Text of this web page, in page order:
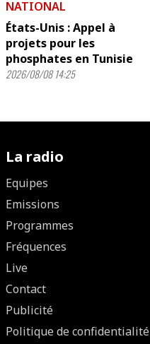
NATIONAL
États-Unis : Appel à
projets pour les
phosphates en Tunisie
2026/08/08 14:25
La radio
Equipes
Emissions
Programmes
Fréquences
Live
Contact
Publicité
Politique de confidentialité